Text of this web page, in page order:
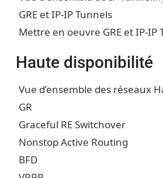
GRE et IP-IP Tunnels
Mettre en oeuvre GRE et IP-IP
Haute disponibilité
Vue d’ensemble des réseaux
GR
Graceful RE Switchover
Nonstop Active Routing
BFD